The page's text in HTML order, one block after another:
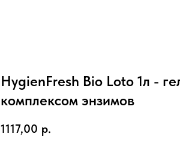
HygienFresh Bio Loto 1л -
комплексом энзимов
1117,00 р.